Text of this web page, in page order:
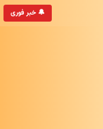
🔔 خبر فوری
• به‌روزترین خبرگزاری ایرانی